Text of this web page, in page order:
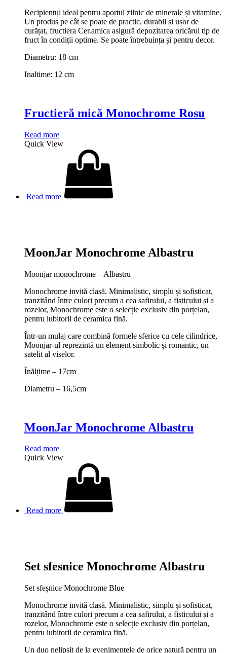
Recipientul ideal pentru aportul zilnic de minerale și vitamine.
Un produs pe cât se poate de practic, durabil și ușor de
curățat, fructiera Cer.amica asigură depozitarea oricărui tip de
fruct în condiții optime. Se poate întrebuința și pentru decor.
Diametru: 18 cm
Inaltime: 12 cm
Fructieră mică Monochrome Rosu
Read more
Quick View
Read more
MoonJar Monochrome Albastru
Moonjar monochrome – Albastru
Monochrome invită clasă. Minimalistic, simplu și sofisticat,
tranzitând între culori precum a cea safirului, a fisticului și a
rozelor, Monochrome este o selecție exclusiv din porțelan,
pentru iubitorii de ceramica fină.
Într-un mulaj care combină formele sferice cu cele cilindrice,
Moonjar-ul reprezintă un element simbolic și romantic, un
satelit al viselor.
Înălțime – 17cm
Diametru – 16,5cm
MoonJar Monochrome Albastru
Read more
Quick View
Read more
Set sfesnice Monochrome Albastru
Set sfeșnice Monochrome Blue
Monochrome invită clasă. Minimalistic, simplu și sofisticat,
tranzitând între culori precum a cea safirului, a fisticului și a
rozelor, Monochrome este o selecție exclusiv din porțelan,
pentru iubitorii de ceramica fină.
Un duo nelipsit de la evenimentele de orice natură pentru un